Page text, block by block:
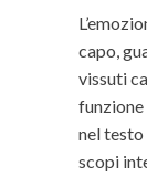
capo,
vissuti
funzione
nel testo
scopi